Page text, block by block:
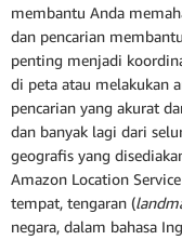
membantu Anda
dan pencarian
penting menjadi
di peta atau melakukan
pencarian yang akurat
dan banyak lagi dari
geografis yang
Amazon Location
tempat, tengaran (
negara, dalam bahasa